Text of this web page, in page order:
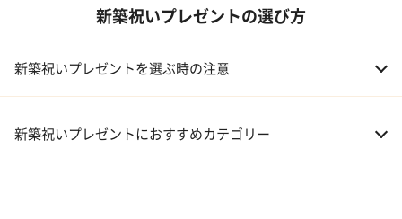
新築祝いプレゼントの選び方
新築祝いプレゼントを選ぶ時の注意
新築祝いプレゼントにおすすめカテゴリー